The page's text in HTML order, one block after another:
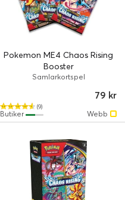
Pokemon ME4 Chaos Rising
Booster
Samlarkortspel
(9)
79 kr
Webb
Butiker